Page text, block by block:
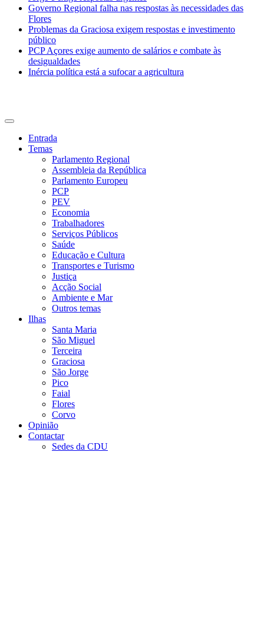
Governo Regional falha nas respostas às necessidades das
Flores
Problemas da Graciosa exigem respostas e investimento
público
PCP Açores exige aumento de salários e combate às
desigualdades
Inércia política está a sufocar a agricultura
Entrada
Temas
Parlamento Regional
Assembleia da República
Parlamento Europeu
PCP
PEV
Economia
Trabalhadores
Serviços Públicos
Saúde
Educação e Cultura
Transportes e Turismo
Justiça
Acção Social
Ambiente e Mar
Outros temas
Ilhas
Santa Maria
São Miguel
Terceira
Graciosa
São Jorge
Pico
Faial
Flores
Corvo
Opinião
Contactar
Sedes da CDU